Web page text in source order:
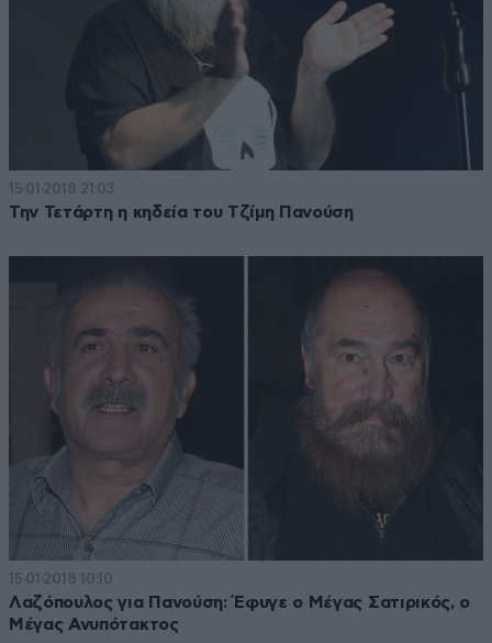
15·01·2018 21:03
Την Τετάρτη η κηδεία του Τζίμη Πανούση
15·01·2018 10:10
Λαζόπουλος για Πανούση: Έφυγε ο Μέγας Σατιρικός, ο
Μέγας Ανυπότακτος